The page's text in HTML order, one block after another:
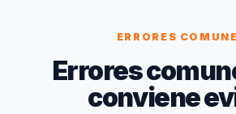
ERRORES
Errores
conviene